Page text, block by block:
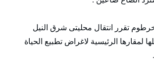
تقرر انتقال محليتى شرق النيل
لمقارها الرئيسية لاغراض تطبيع الحياة